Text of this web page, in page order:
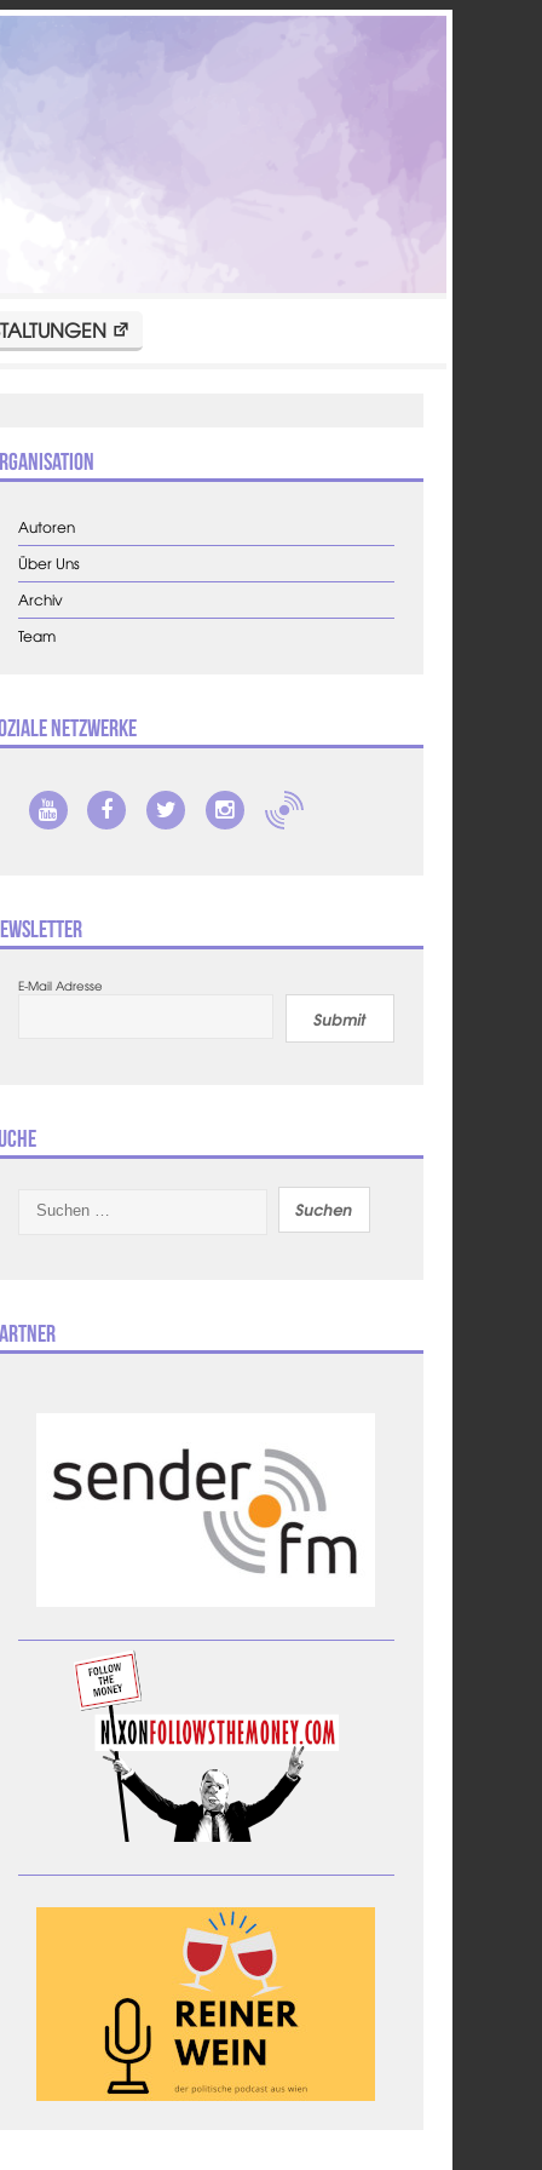
Autoren
Über Uns
Archiv
Team
Netzwerke
E-Mail Adresse
Submit
nach: